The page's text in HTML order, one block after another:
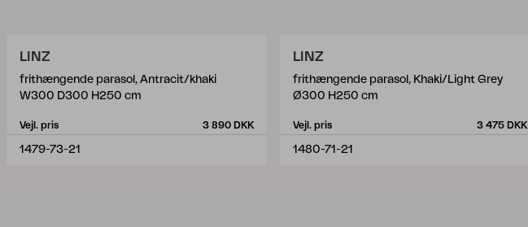
LINZ
frithængende parasol, Antracit/khaki
W300 D300 H250 cm
Vejl. pris 3 890 DKK
1479-73-21
LINZ
frithængende parasol, Khaki/Light Grey
Ø300 H250 cm
Vejl. pris 3 475 DKK
1480-71-21